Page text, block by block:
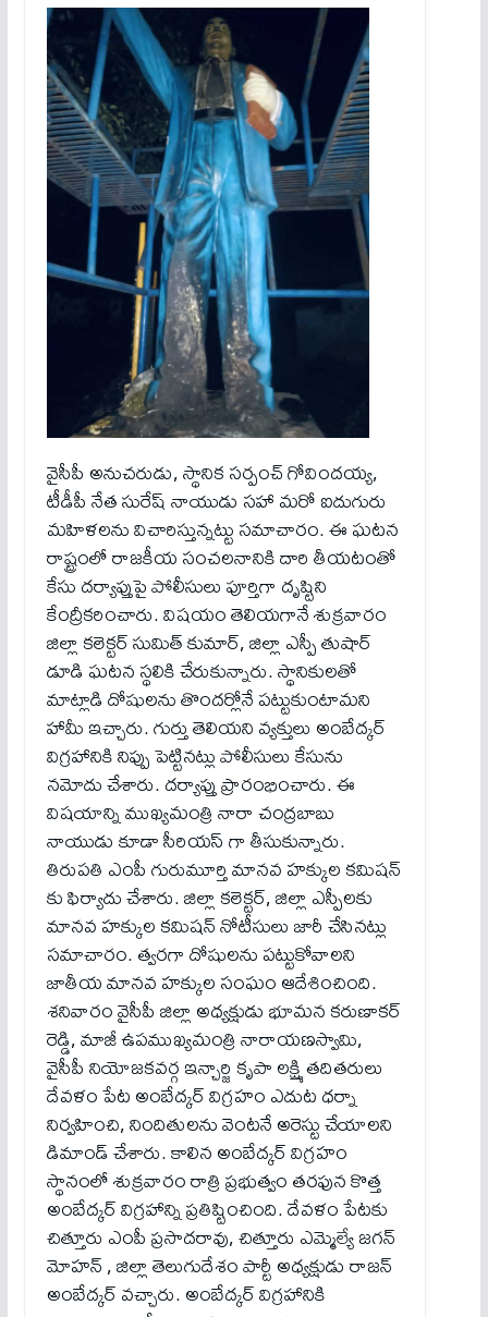
వైసీపీ అనుచరుడు, స్థానిక సర్పంచ్ గోవిందయ్య,
టీడీపీ నేత సురేష్ నాయుడు సహా మరో ఐదుగురు
మహిళలను విచారిస్తున్నట్టు సమాచారం. ఈ ఘటన
రాష్ట్రంలో రాజకీయ సంచలనానికి దారి తీయటంతో
కేసు దర్యాప్తుపై పోలీసులు పూర్తిగా దృష్టిని
కేంద్రీకరించారు. విషయం తెలియగానే శుక్రవారం
జిల్లా కలెక్టర్ సుమిత్ కుమార్, జిల్లా ఎస్పీ తుషార్
డూడి ఘటన స్థలికి చేరుకున్నారు. స్థానికులతో
మాట్లాడి దోషులను తొందర్లోనే పట్టుకుంటామని
హామీ ఇచ్చారు. గుర్తు తెలియని వ్యక్తులు అంబేద్కర్
విగ్రహానికి నిప్పు పెట్టినట్లు పోలీసులు కేసును
నమోదు చేశారు. దర్యాప్తు ప్రారంభించారు. ఈ
విషయాన్ని ముఖ్యమంత్రి నారా చంద్రబాబు
నాయుడు కూడా సీరియస్ గా తీసుకున్నారు.
తిరుపతి ఎంపీ గురుమూర్తి మానవ హక్కుల కమిషన్
కు ఫిర్యాదు చేశారు. జిల్లా కలెక్టర్, జిల్లా ఎస్పీలకు
మానవ హక్కుల కమిషన్ నోటీసులు జారీ చేసినట్లు
సమాచారం. త్వరగా దోషులను పట్టుకోవాలని
జాతీయ మానవ హక్కుల సంఘం ఆదేశించింది.
శనివారం వైసీపీ జిల్లా అధ్యక్షుడు భూమన కరుణాకర్
రెడ్డి, మాజీ ఉపముఖ్యమంత్రి నారాయణస్వామి,
వైసీపీ నియోజకవర్గ ఇన్చార్జి కృపా లక్ష్మి తదితరులు
దేవళం పేట అంబేద్కర్ విగ్రహం ఎదుట ధర్నా
నిర్వహించి, నిందితులను వెంటనే అరెస్టు చేయాలని
డిమాండ్ చేశారు. కాలిన అంబేద్కర్ విగ్రహం
స్థానంలో శుక్రవారం రాత్రి ప్రభుత్వం తరఫున కొత్త
అంబేద్కర్ విగ్రహాన్ని ప్రతిష్టించింది. దేవళం పేటకు
చిత్తూరు ఎంపీ ప్రసాదరావు, చిత్తూరు ఎమ్మెల్యే జగన్
మోహన్ , జిల్లా తెలుగుదేశం పార్టీ అధ్యక్షుడు రాజన్
అంబేద్కర్ వచ్చారు. అంబేద్కర్ విగ్రహానికి